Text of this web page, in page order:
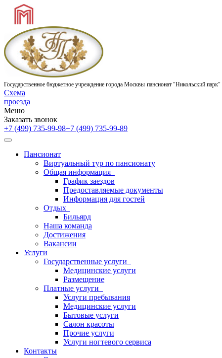
Государственное бюджетное учреждение города Москвы пансионат "Никольский парк"
Схема
проезда
Меню
Заказать звонок
+7 (499) 735-99-98+7 (499) 735-99-89
Пансионат
Виртуальный тур по пансионату
Общая информация
График заездов
Предоставляемые документы
Информация для гостей
Отдых
Бильярд
Наша команда
Достижения
Вакансии
Услуги
Государственные услуги
Медицинские услуги
Размещение
Платные услуги
Услуги пребывания
Медицинские услуги
Бытовые услуги
Салон красоты
Прочие услуги
Услуги ногтевого сервиса
Контакты